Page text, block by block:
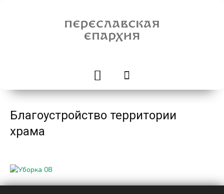
Благоустройство территории
храма